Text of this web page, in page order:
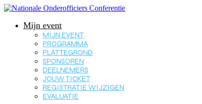
Mijn event
MIJN EVENT
PROGRAMMA
PLATTEGROND
SPONSOREN
DEELNEMERS
JOUW TICKET
REGISTRATIE WIJZIGEN
EVALUATIE